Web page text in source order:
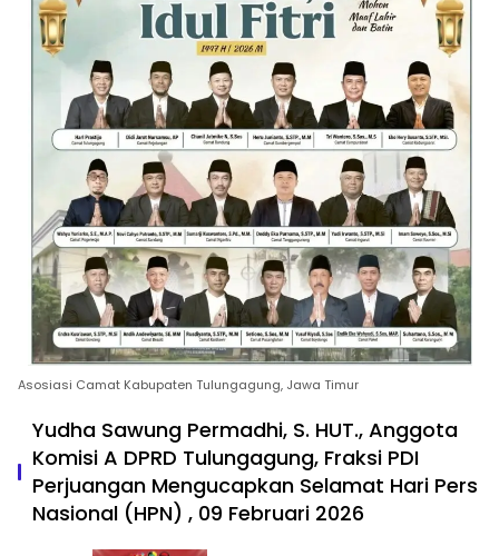
Asosiasi Camat Kabupaten Tulungagung, Jawa Timur
Yudha Sawung Permadhi, S. HUT., Anggota
Komisi A DPRD Tulungagung, Fraksi PDI
Perjuangan Mengucapkan Selamat Hari Pers
Nasional (HPN) , 09 Februari 2026